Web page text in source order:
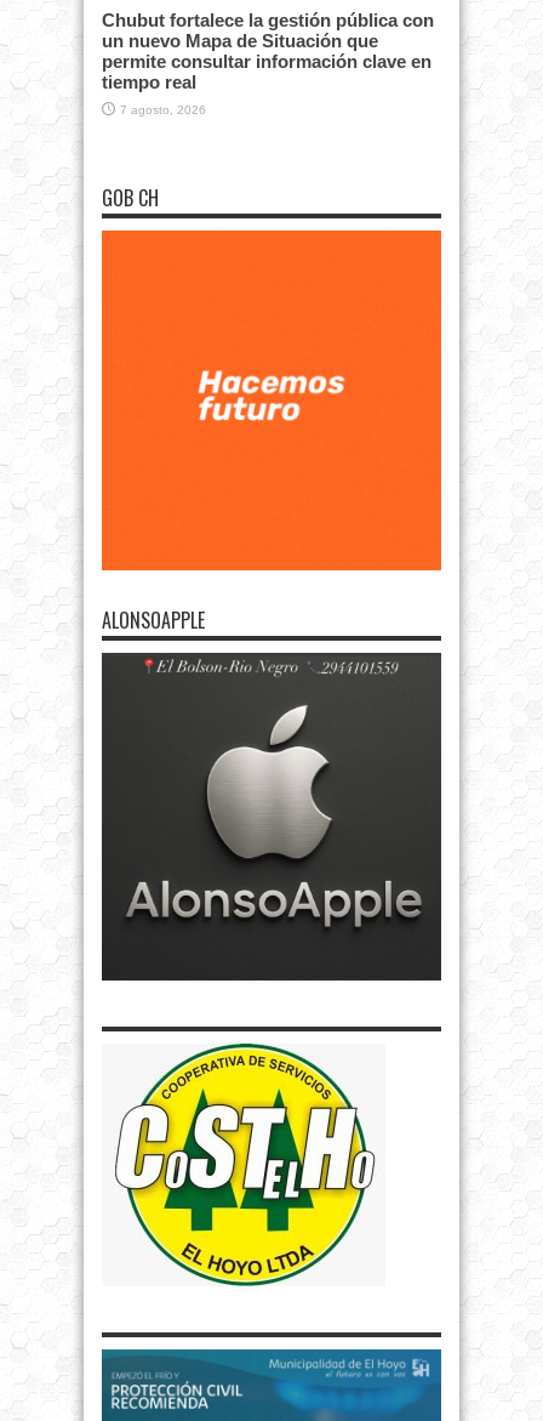
Chubut fortalece la gestión pública con
un nuevo Mapa de Situación que
permite consultar información clave en
tiempo real
7 agosto, 2026
GOB CH
ALONSOAPPLE